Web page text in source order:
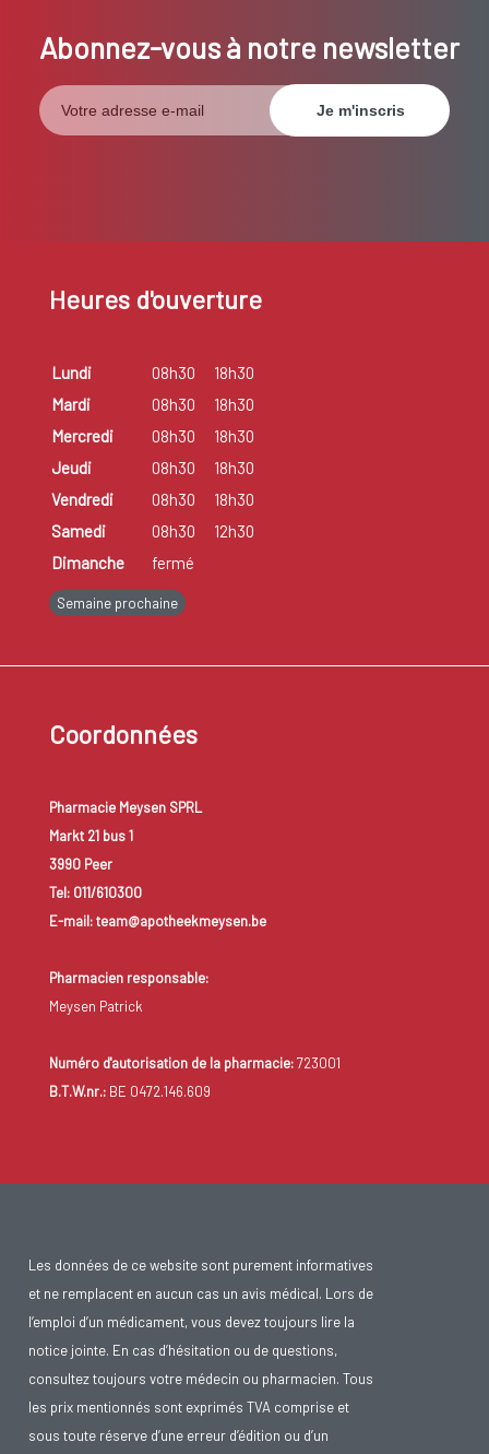
Abonnez-vous à notre newsletter
Heures d'ouverture
Lundi 08h30
18h30
Mardi
08h30
18h30
Mercredi
08h30
18h30
Jeudi
08h30
18h30
Vendredi
08h30
18h30
Samedi
08h30
12h30
Dimanche
fermé
Semaine prochaine
Coordonnées
Pharmacie Meysen SPRL
Markt 21 bus 1
3990 Peer
Tel: 011/610300
E-mail: team@apotheekmeysen.be
Pharmacien responsable:
Meysen Patrick
Numéro d'autorisation de la pharmacie:723001
B.T.W.nr.:BE 0472.146.609
Les données de ce website sont purement informatives
et ne remplacent en aucun cas un avis médical. Lors de
l’emploi d’un médicament, vous devez toujours lire la
notice jointe. En cas d’hésitation ou de questions,
consultez toujours votre médecin ou pharmacien. Tous
les prix mentionnés sont exprimés TVA comprise et
sous toute réserve d’une erreur d’édition ou d’un